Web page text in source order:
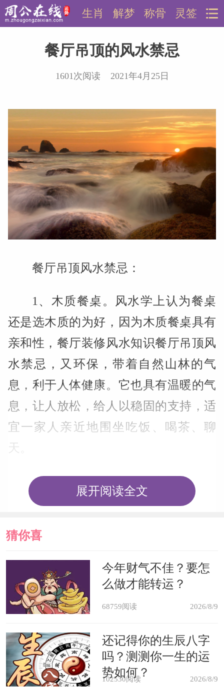
灵签
称骨
解梦
生肖
餐厅吊顶的风水禁忌
1601次阅读 2021年4月25日
餐厅吊顶风水禁忌：
1、木质餐桌。风水学上认为餐桌
还是选木质的为好，因为木质餐桌具有
亲和性，餐厅装修风水知识餐厅吊顶风
水禁忌，又环保，带着自然山林的气
息，利于人体健康。它也具有温暖的气
息，让人放松，给人以稳固的支持，适
宜一家人亲近地围坐吃饭、喝茶、聊
天。
2、天花板颜色宜轻不宜重，餐厅
的天花板象征天，地板象征地。天花板
合“天轻地重”之义，这样在视觉上才不
会有头重脚轻或压顶之感。
3、餐桌的颜色宜选较为中性的，
佳，有生命力的颜色也不错，可以促进
食欲；应尽量避免过于鲜艳、刺激的颜
色，纯黑或纯白的餐桌也不适宜。
展开阅读全文
猜你喜
今年财气不佳？要怎
么做才能转运？
68759阅读 2026/8/9
还记得你的生辰八字
吗？测测你一生的运
势如何？
102530阅读 2026/8/9